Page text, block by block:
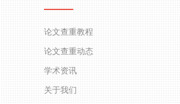
论文查重教程
论文查重动态
学术资讯
关于我们